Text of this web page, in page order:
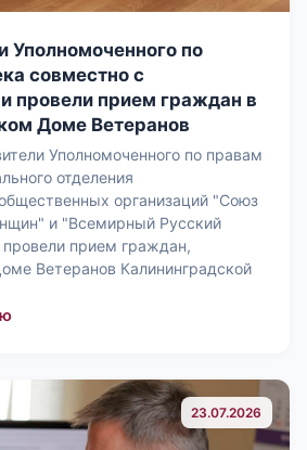
Уполномоченного по
совместно с
провели прием граждан в
Доме Ветеранов
Уполномоченного по правам
отделения
организаций "Союз
и "Всемирный Русский
прием граждан,
Ветеранов Калининградской
: Представители Уполномоченного
23.07.2026